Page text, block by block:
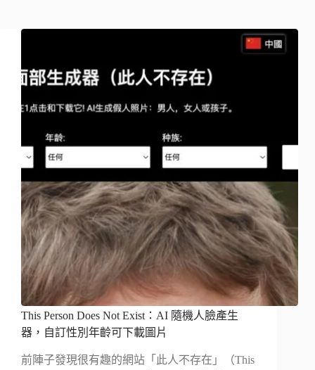
This Person Does Not Exist：AI 隨機人臉產生
器，自訂性別年齡可下載圖片
前陣子發現很有趣的網站「此人不存在」（This